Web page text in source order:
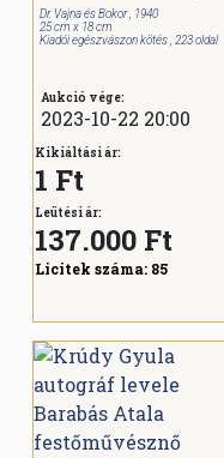
Dr. Vajna és Bokor , 1940
25 cm x 18 cm
Kiadói egészvászon kötés , 223 oldal
Aukció vége:
2023-10-22 20:00
Kikiáltási ár:
1 Ft
Leütési ár:
137.000 Ft
Licitek száma: 85